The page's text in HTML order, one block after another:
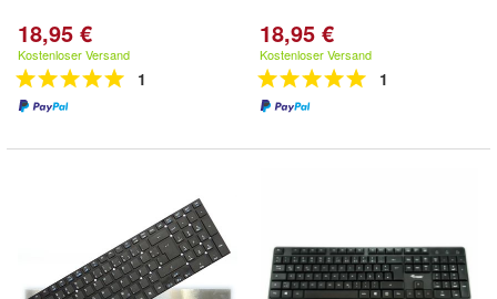
18,95 €
Kostenloser Versand
1
18,95 €
Kostenloser Versand
1